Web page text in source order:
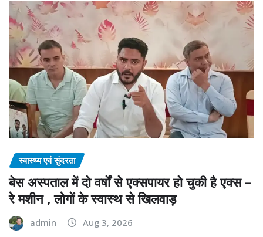
स्वास्थ्य एवं सुंदरता
बेस अस्पताल में दो वर्षों से एक्सपायर हो चुकी है एक्स –
रे मशीन , लोगों के स्वास्थ से खिलवाड़
admin Aug 3, 2026